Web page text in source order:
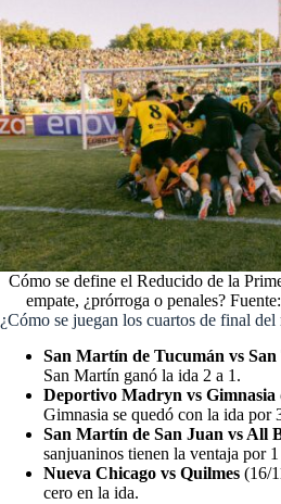
Cómo se define el Reducido de la
empate, ¿prórroga o penales?
¿Cómo se juegan los cuartos de final del
San Martín de Tucumán vs San
San Martín ganó la ida 2 a 1.
Deportivo Madryn vs Gimnasia
Gimnasia se quedó con la ida por
San Martín de San Juan vs All
sanjuaninos tienen la ventaja por 1
Nueva Chicago vs Quilmes (16/
cero en la ida.